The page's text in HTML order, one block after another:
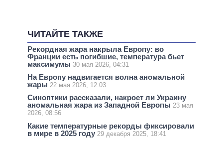
ЧИТАЙТЕ ТАКЖЕ
Рекордная жара накрыла Европу: во
Франции есть погибшие, температура бьет
максимумы 30 мая 2026, 04:31
На Европу надвигается волна аномальной
жары 22 мая 2026, 12:03
Синоптики рассказали, накроет ли Украину
аномальная жара из Западной Европы 23 мая
2026, 08:56
Какие температурные рекорды фиксировали
в мире в 2025 году 29 декабря 2025, 18:41